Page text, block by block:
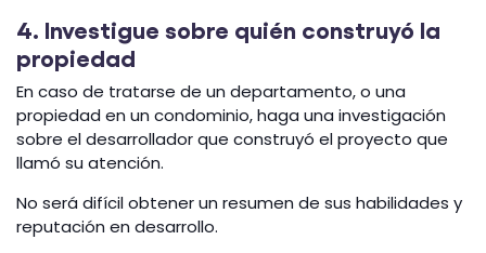
4. Investigue sobre quién construyó la
propiedad
En caso de tratarse de un departamento, o una
propiedad en un condominio, haga una investigación
sobre el desarrollador que construyó el proyecto que
llamó su atención.
No será difícil obtener un resumen de sus habilidades y
reputación en desarrollo.